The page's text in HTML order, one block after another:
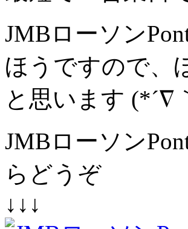
JMBローソン
ほうですので、
と思います (*´∇
JMBローソン
らどうぞ
↓↓↓